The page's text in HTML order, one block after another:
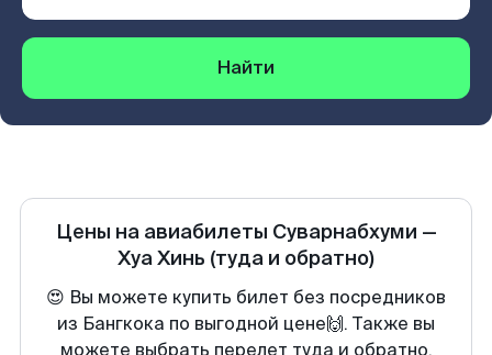
Найти
Цены на авиабилеты Суварнабхуми —
Хуа Хинь (туда и обратно)
😍 Вы можете купить билет без посредников
из Бангкока по выгодной цене🙌. Также вы
можете выбрать перелет туда и обратно,